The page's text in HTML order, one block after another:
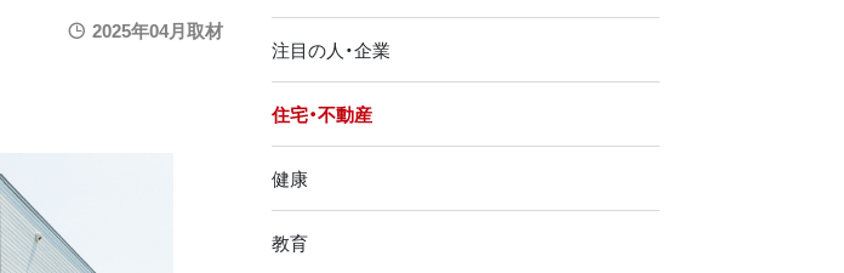
2025年04月取材
注目の人・企業
住宅・不動産
健康
教育